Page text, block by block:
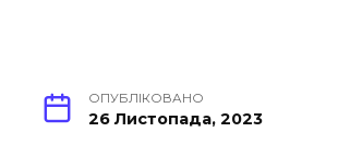
ОПУБЛІКОВАНО
26 Листопада, 2023